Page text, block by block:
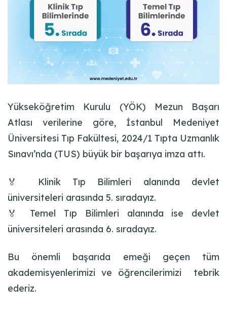
Yükseköğretim Kurulu (YÖK) Mezun Başarı
Atlası verilerine göre, İstanbul Medeniyet
Üniversitesi Tıp Fakültesi, 2024/1 Tıpta Uzmanlık
Sınavı’nda (TUS) büyük bir başarıya imza attı.
🏅 Klinik Tıp Bilimleri alanında devlet
üniversiteleri arasında 5. sıradayız.
🏅 Temel Tıp Bilimleri alanında ise devlet
üniversiteleri arasında 6. sıradayız.
Bu önemli başarıda emeği geçen tüm
akademisyenlerimizi ve öğrencilerimizi tebrik
ederiz.